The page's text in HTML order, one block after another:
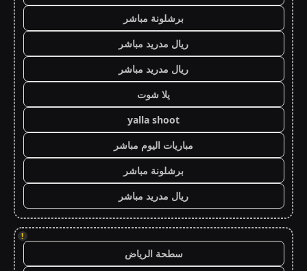
برشلونة مباشر
ريال مدريد مباشر
ريال مدريد مباشر
يلا شوت
yalla shoot
مباريات اليوم مباشر
برشلونة مباشر
ريال مدريد مباشر
!
سطحة الرياض